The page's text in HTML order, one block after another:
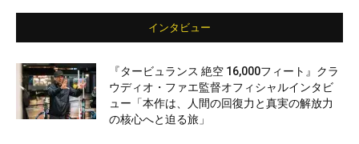
インタビュー
『タービュランス 絶空 16,000フィート』クラ
ウディオ・ファエ監督オフィシャルインタビ
ュー「本作は、人間の回復力と真実の解放力
の核心へと迫る旅」